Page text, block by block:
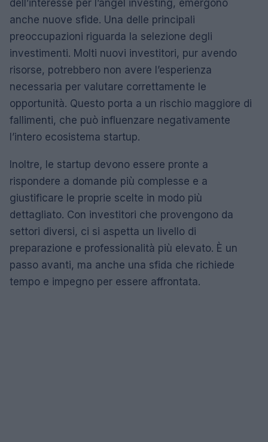
dell’interesse per l’angel investing, emergono
anche nuove sfide. Una delle principali
preoccupazioni riguarda la selezione degli
investimenti. Molti nuovi investitori, pur avendo
risorse, potrebbero non avere l’esperienza
necessaria per valutare correttamente le
opportunità. Questo porta a un rischio maggiore di
fallimenti, che può influenzare negativamente
l’intero ecosistema startup.
Inoltre, le startup devono essere pronte a
rispondere a domande più complesse e a
giustificare le proprie scelte in modo più
dettagliato. Con investitori che provengono da
settori diversi, ci si aspetta un livello di
preparazione e professionalità più elevato. È un
passo avanti, ma anche una sfida che richiede
tempo e impegno per essere affrontata.